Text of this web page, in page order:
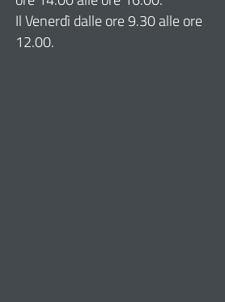
Il Venerdì dalle ore 9.30 alle ore
12.00.